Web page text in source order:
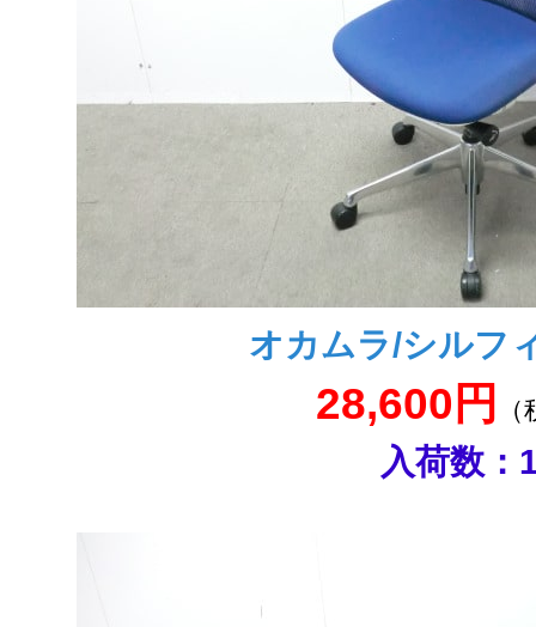
オカムラ/シルフ
28,600円
入荷数：